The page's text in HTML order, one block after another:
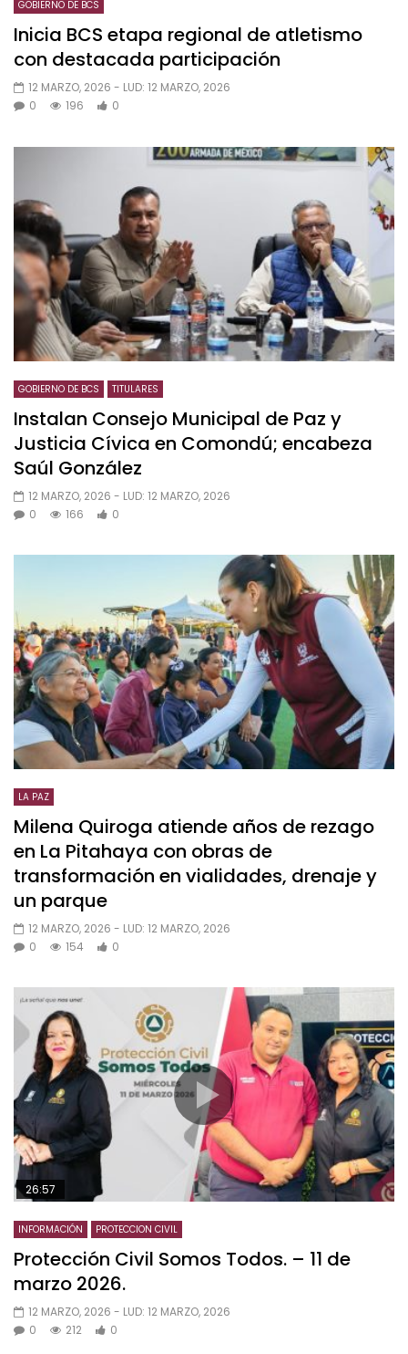
GOBIERNO DE BCS
Inicia BCS etapa regional de atletismo
con destacada participación
12 MARZO, 2026 - LUD: 12 MARZO, 2026
0
196 0
GOBIERNO DE BCS TITULARES
Instalan Consejo Municipal de Paz y
Justicia Cívica en Comondú; encabeza
Saúl González
12 MARZO, 2026 - LUD: 12 MARZO, 2026
0
166 0
LA PAZ
Milena Quiroga atiende años de rezago
en La Pitahaya con obras de
transformación en vialidades, drenaje y
un parque
12 MARZO, 2026 - LUD: 12 MARZO, 2026
0
154 0
26:57
INFORMACIÓN PROTECCION CIVIL
Protección Civil Somos Todos. – 11 de
marzo 2026.
12 MARZO, 2026 - LUD: 12 MARZO, 2026
0
212 0